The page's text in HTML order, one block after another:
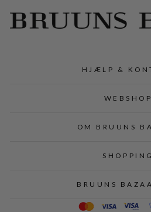
HJÆLP &
WEBSHOP
OM BRUUNS
SHOPPING
BRUUNS